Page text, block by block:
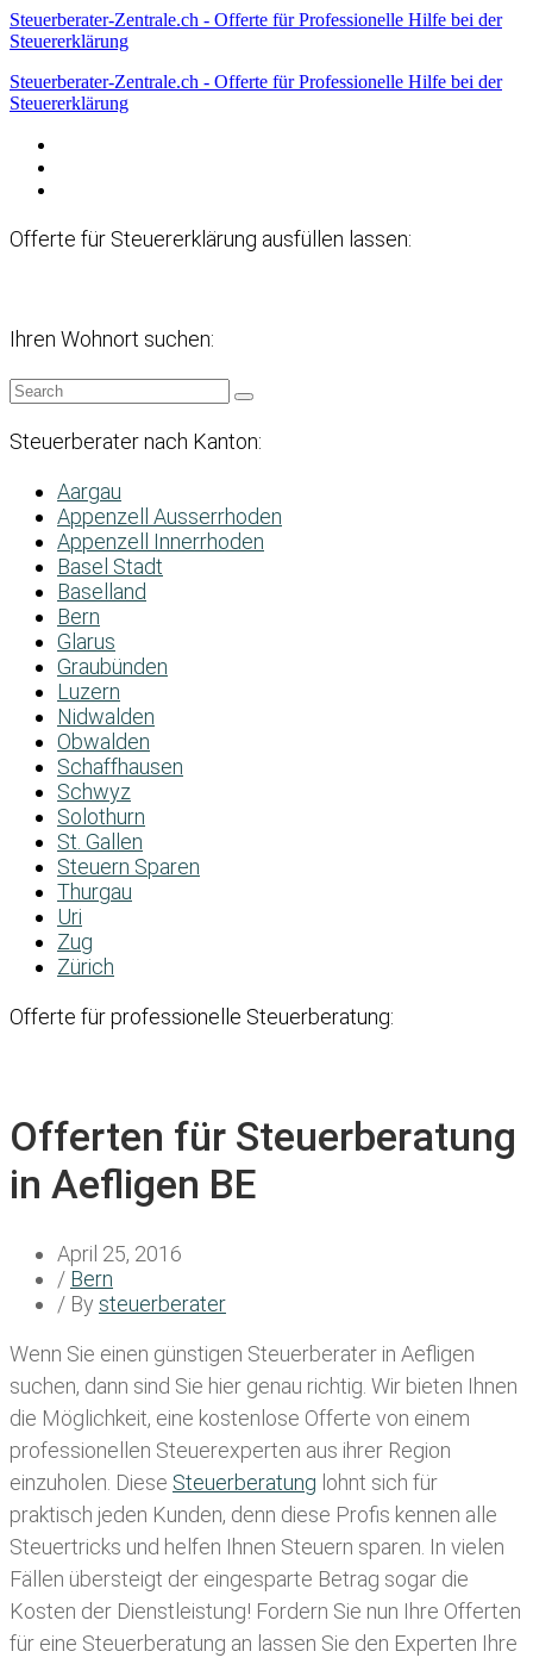
Steuerberater-Zentrale.ch - Offerte für Professionelle Hilfe bei der
Steuererklärung
Steuerberater-Zentrale.ch - Offerte für Professionelle Hilfe bei der
Steuererklärung
Offerte für Steuererklärung ausfüllen lassen:
Ihren Wohnort suchen:
Steuerberater nach Kanton:
Aargau
Appenzell Ausserrhoden
Appenzell Innerrhoden
Basel Stadt
Baselland
Bern
Glarus
Graubünden
Luzern
Nidwalden
Obwalden
Schaffhausen
Schwyz
Solothurn
St. Gallen
Steuern Sparen
Thurgau
Uri
Zug
Zürich
Offerte für professionelle Steuerberatung:
Offerten für Steuerberatung
in Aefligen BE
April 25, 2016
/ Bern
/ By steuerberater
Wenn Sie einen günstigen Steuerberater in Aefligen
suchen, dann sind Sie hier genau richtig. Wir bieten Ihnen
die Möglichkeit, eine kostenlose Offerte von einem
professionellen Steuerexperten aus ihrer Region
einzuholen. Diese Steuerberatung lohnt sich für
praktisch jeden Kunden, denn diese Profis kennen alle
Steuertricks und helfen Ihnen Steuern sparen. In vielen
Fällen übersteigt der eingesparte Betrag sogar die
Kosten der Dienstleistung! Fordern Sie nun Ihre Offerten
für eine Steuerberatung an lassen Sie den Experten Ihre